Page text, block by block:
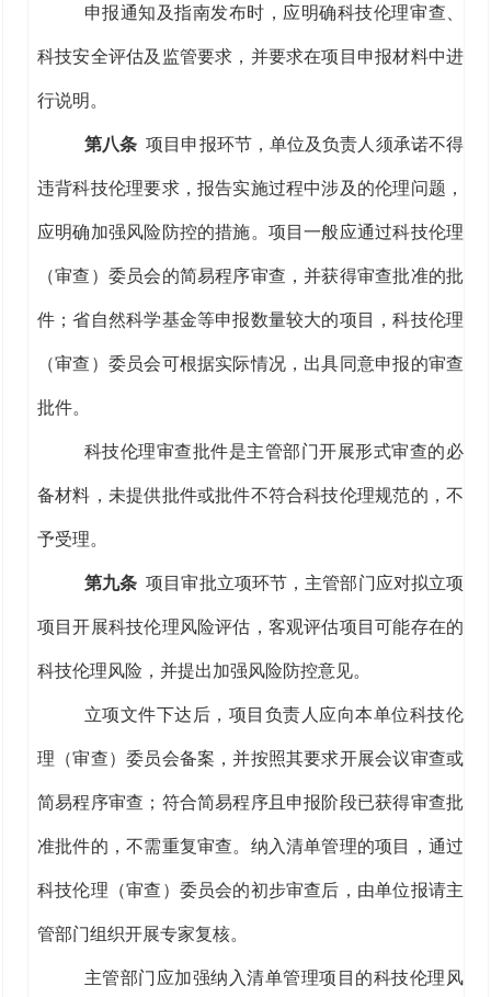
申报通知及指南发布时 ， 应明确科技伦理审查、
科技安全评估及监管要求，并要求在项目申报材料中进
行说明。
第八条 项目申报环节，单位及负责人 须承诺不得
违背科技伦理要求，报告实施过程中涉及 的伦理问题 ，
应明确加强风险防控的措施。项目一般应通过科技伦理
（审查）委员会的简易程序审查，并获得审查批准的批
件 ；省自然科学基金等申报数量较大的项目，科技伦理
（审查）委员会可根据实际情况，出具同意申报的审查
批件。
科技伦理审查批件是主管部门开展形式审查的必
备材料，未提供批件或批件不符合科技伦理规范的 ，不
予受理。
第九条 项目审批立项环节 ，主管部门应对拟立项
项目开展科技伦理风险评估，客观评估项目可能存在的
科技伦理风险，并提出加强风险防控意见。
立项文件下达后 ，项目负责人应向本单位科技伦
理（审查）委员会备案，并按照其要求开展会议审查或
简易程序审查；符合简易程序且申报阶段已获得审查批
准批件的，不需重复审查。 纳入清单管理的项目，通过
科技伦理（审查）委员会的初步审查后，由单位报请主
管部门组织开展专家复核。
主管部门 应加强纳入清单管理项目的科技伦理风